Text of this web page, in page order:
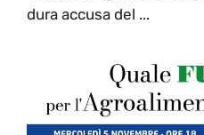
dura accusa del ...